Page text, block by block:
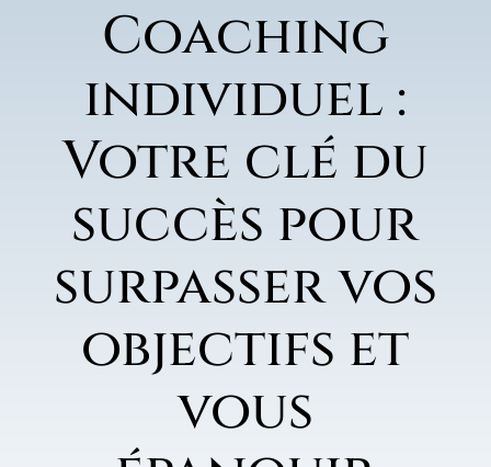
Coaching
individuel :
Votre clé du
succès pour
surpasser vos
objectifs et
vous